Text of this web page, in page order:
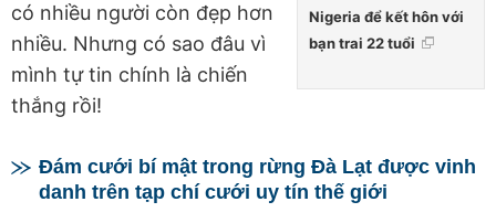
Nigeria để kết hôn với
bạn trai 22 tuổi
có nhiều người còn đẹp hơn
nhiều. Nhưng có sao đâu vì
mình tự tin chính là chiến
thắng rồi!
Đám cưới bí mật trong rừng Đà Lạt được vinh
danh trên tạp chí cưới uy tín thế giới